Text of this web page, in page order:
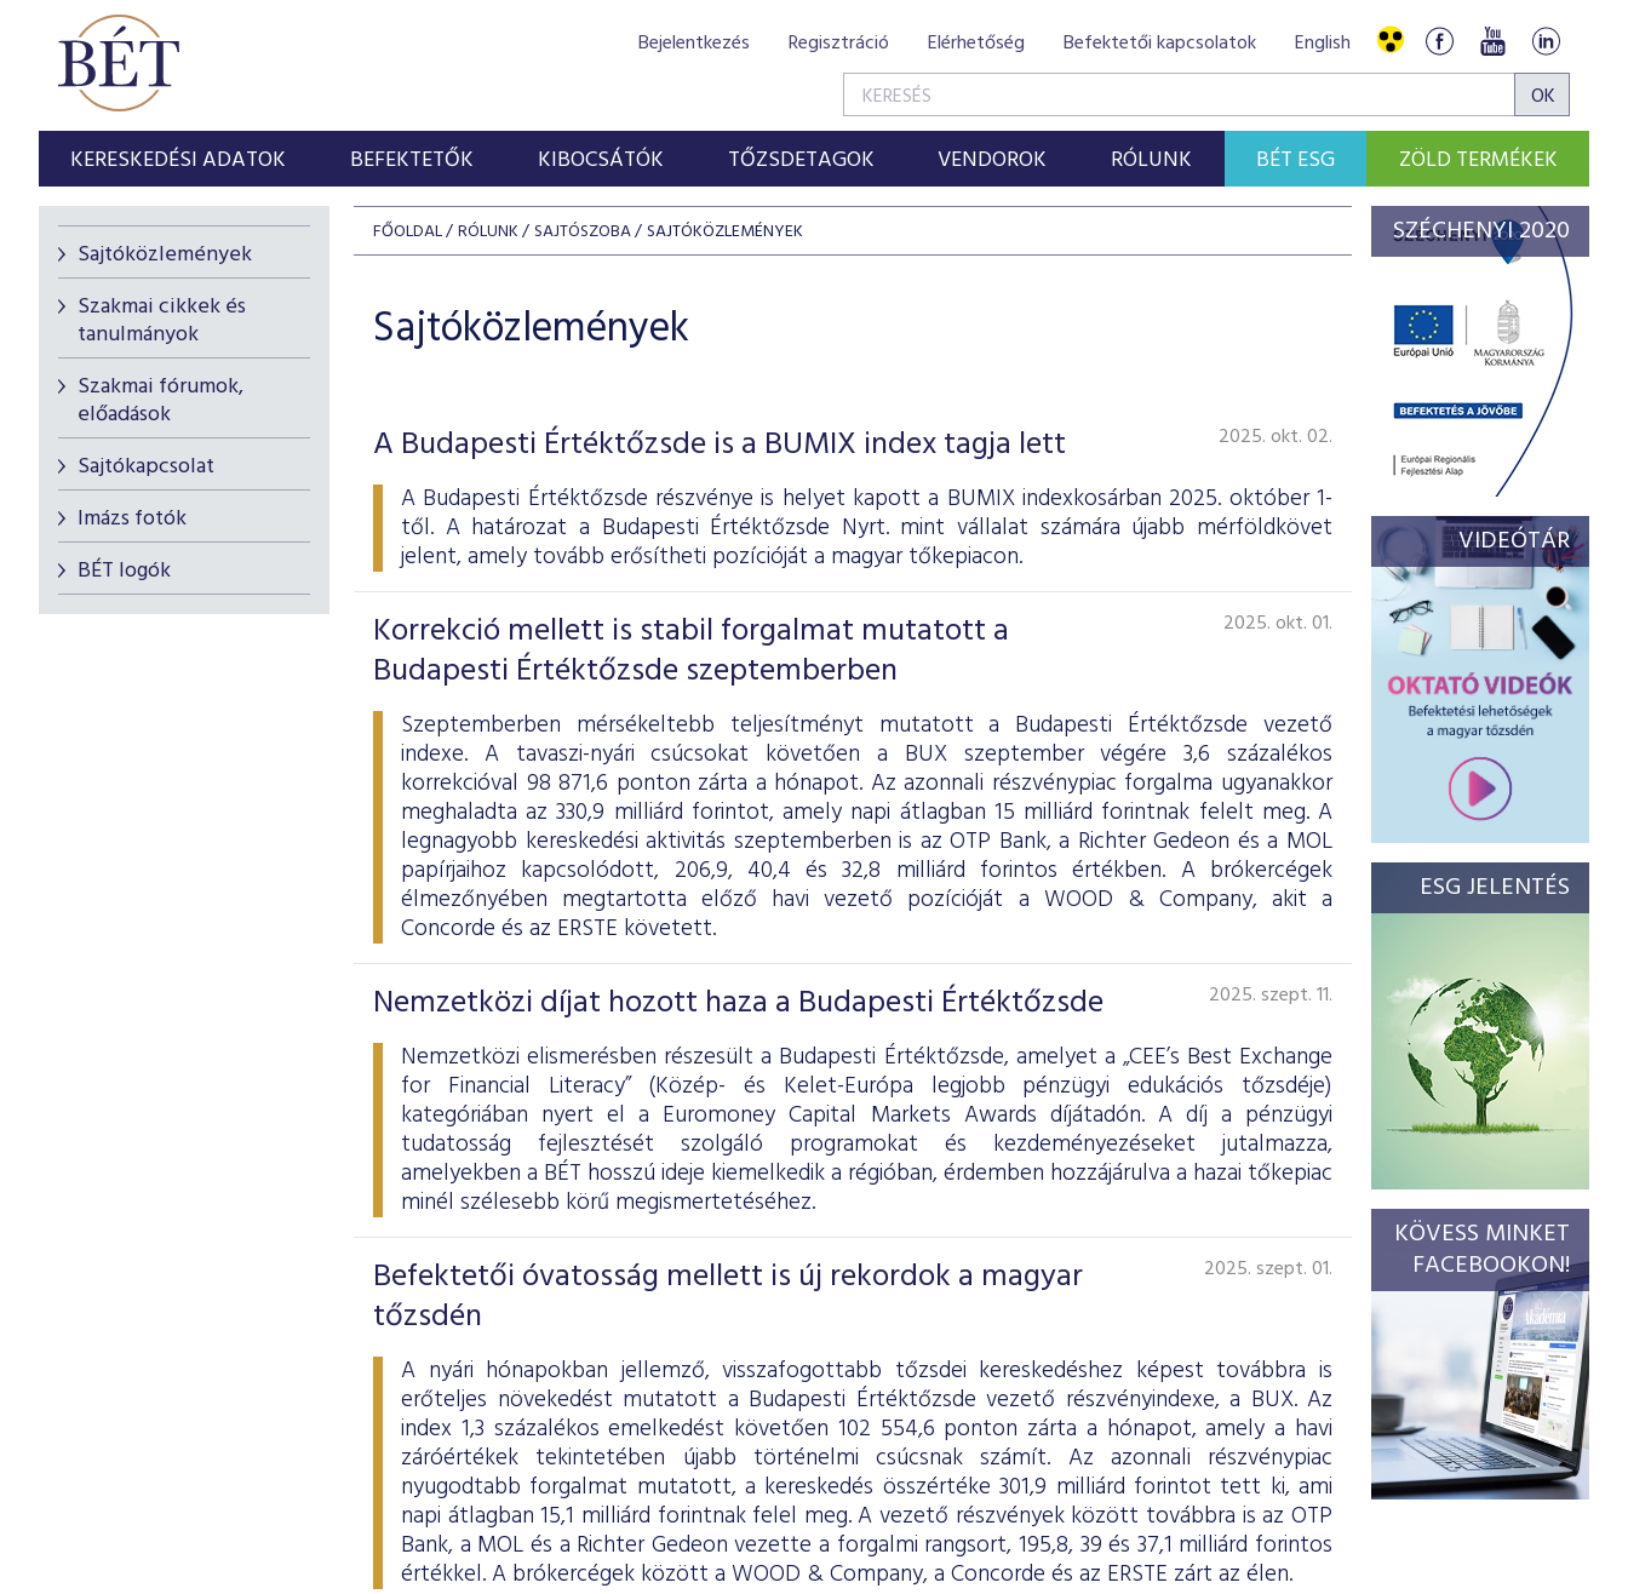
Bejelentkezés Regisztráció Elérhetőség Befektetői kapcsolatok English
KERESKEDÉSI ADATOK BEFEKTETŐK KIBOCSÁTÓK TŐZSDETAGOK VENDOROK RÓLUNK BÉT ESG ZÖLD TERMÉKEK
Sajtóközlemények
Szakmai cikkek és
tanulmányok
Szakmai fórumok,
előadások
Sajtókapcsolat
Imázs fotók
BÉT logók
FŐOLDAL RÓLUNK SAJTÓSZOBA SAJTÓKÖZLEMÉNYEK
Sajtóközlemények
A Budapesti Értéktőzsde is a BUMIX index tagja lett 2025. okt. 02.
A Budapesti Értéktőzsde részvénye is helyet kapott a BUMIX indexkosárban 2025. október 1-
től. A határozat a Budapesti Értéktőzsde Nyrt. mint vállalat számára újabb mérföldkövet
jelent, amely tovább erősítheti pozícióját a magyar tőkepiacon.
Korrekció mellett is stabil forgalmat mutatott a
Budapesti Értéktőzsde szeptemberben
2025. okt. 01.
Szeptemberben mérsékeltebb teljesítményt mutatott a Budapesti Értéktőzsde vezető
indexe. A tavaszi-nyári csúcsokat követően a BUX szeptember végére 3,6 százalékos
korrekcióval 98 871,6 ponton zárta a hónapot. Az azonnali részvénypiac forgalma ugyanakkor
meghaladta az 330,9 milliárd forintot, amely napi átlagban 15 milliárd forintnak felelt meg. A
legnagyobb kereskedési aktivitás szeptemberben is az OTP Bank, a Richter Gedeon és a MOL
papírjaihoz kapcsolódott, 206,9, 40,4 és 32,8 milliárd forintos értékben. A brókercégek
élmezőnyében megtartotta előző havi vezető pozícióját a WOOD & Company, akit a
Concorde és az ERSTE követett.
Nemzetközi díjat hozott haza a Budapesti Értéktőzsde 2025. szept. 11.
Nemzetközi elismerésben részesült a Budapesti Értéktőzsde, amelyet a „CEE’s Best Exchange
for Financial Literacy” (Közép- és Kelet-Európa legjobb pénzügyi edukációs tőzsdéje)
kategóriában nyert el a Euromoney Capital Markets Awards díjátadón. A díj a pénzügyi
tudatosság fejlesztését szolgáló programokat és kezdeményezéseket jutalmazza,
amelyekben a BÉT hosszú ideje kiemelkedik a régióban, érdemben hozzájárulva a hazai tőkepiac
minél szélesebb körű megismertetéséhez.
Befektetői óvatosság mellett is új rekordok a magyar
tőzsdén
2025. szept. 01.
A nyári hónapokban jellemző, visszafogottabb tőzsdei kereskedéshez képest továbbra is
erőteljes növekedést mutatott a Budapesti Értéktőzsde vezető részvényindexe, a BUX. Az
index 1,3 százalékos emelkedést követően 102 554,6 ponton zárta a hónapot, amely a havi
záróértékek tekintetében újabb történelmi csúcsnak számít. Az azonnali részvénypiac
nyugodtabb forgalmat mutatott, a kereskedés összértéke 301,9 milliárd forintot tett ki, ami
napi átlagban 15,1 milliárd forintnak felel meg. A vezető részvények között továbbra is az OTP
Bank, a MOL és a Richter Gedeon vezette a forgalmi rangsort, 195,8, 39 és 37,1 milliárd forintos
értékkel. A brókercégek között a WOOD & Company, a Concorde és az ERSTE zárt az élen.
SZÉCHENYI 2020
VIDEÓTÁR
ESG JELENTÉS
KÖVESS MINKET
FACEBOOKON!